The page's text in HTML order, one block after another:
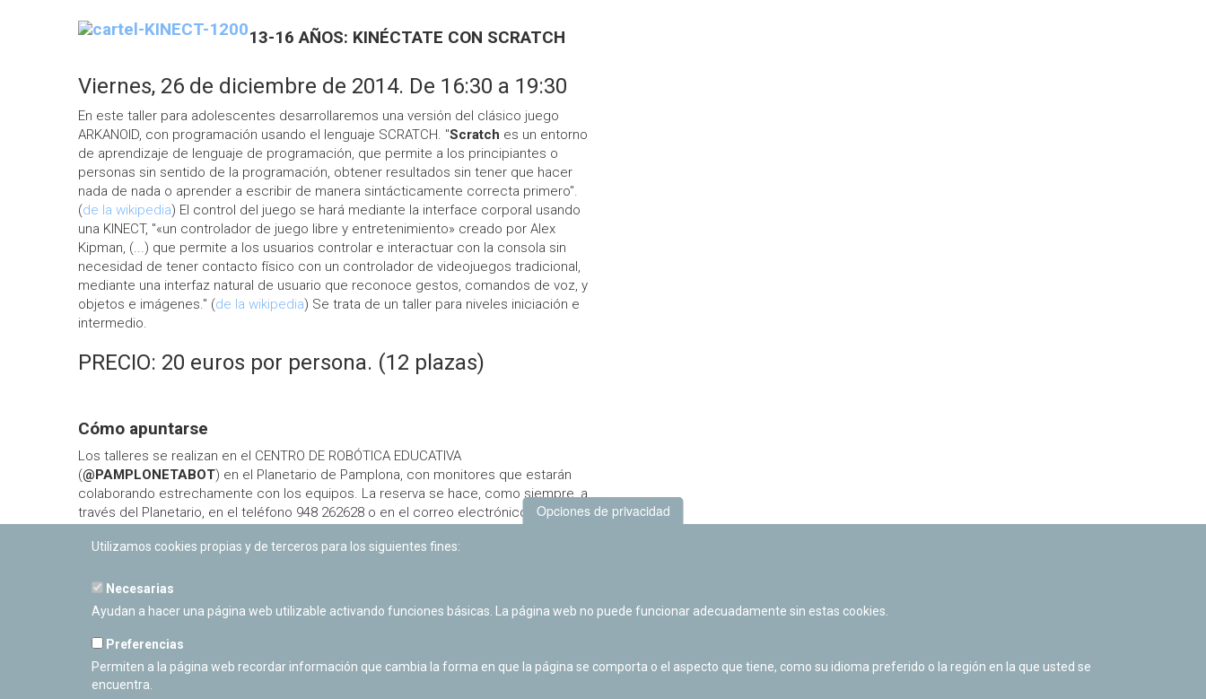
13-16 AÑOS: KINÉCTATE CON SCRATCH
Viernes, 26 de diciembre de 2014. De 16:30 a 19:30
En este taller para adolescentes desarrollaremos una versión del clásico juego
ARKANOID, con programación usando el lenguaje SCRATCH. "Scratch es un entorno
de aprendizaje de lenguaje de programación, que permite a los principiantes o
personas sin sentido de la programación, obtener resultados sin tener que hacer
nada de nada o aprender a escribir de manera sintácticamente correcta primero".
(de la wikipedia) El control del juego se hará mediante la interface corporal usando
una KINECT, "«un controlador de juego libre y entretenimiento» creado por Alex
Kipman, (...) que permite a los usuarios controlar e interactuar con la consola sin
necesidad de tener contacto físico con un controlador de videojuegos tradicional,
mediante una interfaz natural de usuario que reconoce gestos, comandos de voz, y
objetos e imágenes." (de la wikipedia) Se trata de un taller para niveles iniciación e
intermedio.
PRECIO: 20 euros por persona. (12 plazas)
Cómo apuntarse
Los talleres se realizan en el CENTRO DE ROBÓTICA EDUCATIVA
(@PAMPLONETABOT) en el Planetario de Pamplona, con monitores que estarán
colaborando estrechamente con los equipos. La reserva se hace, como siempre, a
través del Planetario, en el teléfono 948 262628 o en el correo electrónico
orden marcado por la recepción del pago de la matrícula. El Planetario mantendrá
posibles vacantes, o si se puede repetir alguno de los talleres en fechas
posteriores. Es nuestra intención poder realizar más actividades similares, y si
electrónico osuscríbete directamente a nuestra lista de correo en googlegroups
También puedes seguirnos en las redes sociales: FacebookoTwitter.
Opciones de privacidad
Utilizamos cookies propias y de terceros para los siguientes fines:
Necesarias
Ayudan a hacer una página web utilizable activando funciones básicas. La página web no puede funcionar adecuadamente sin estas cookies.
Preferencias
Permiten a la página web recordar información que cambia la forma en que la página se comporta o el aspecto que tiene, como su idioma preferido o la región en la que usted se
encuentra.